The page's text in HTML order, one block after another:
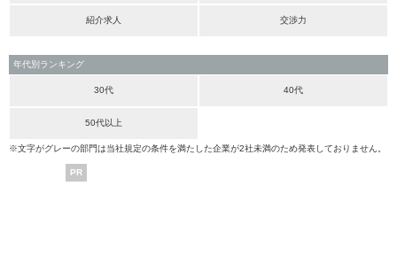
紹介求人 交渉力
年代別ランキング
30代 40代
50代以上
※文字がグレーの部門は当社規定の条件を満たした企業が2社未満のため発表しておりません。
PR